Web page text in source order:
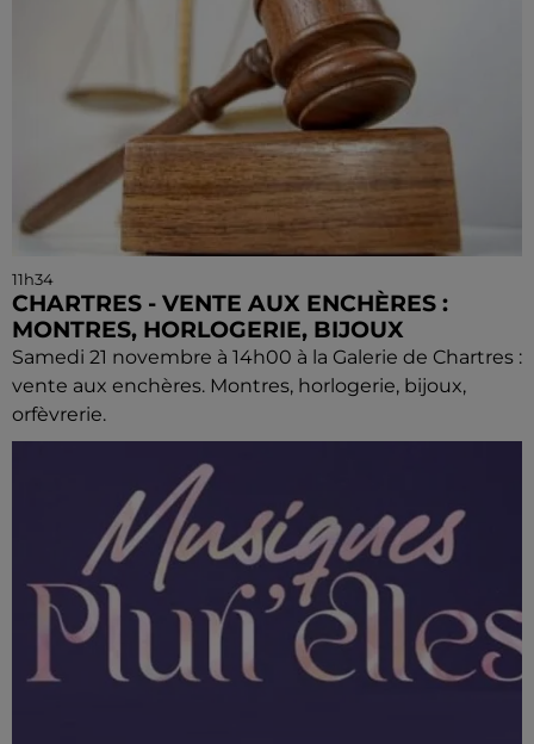
11h34
CHARTRES - VENTE AUX ENCHÈRES :
MONTRES, HORLOGERIE, BIJOUX
Samedi 21 novembre à 14h00 à la Galerie de Chartres :
vente aux enchères. Montres, horlogerie, bijoux,
orfèvrerie.